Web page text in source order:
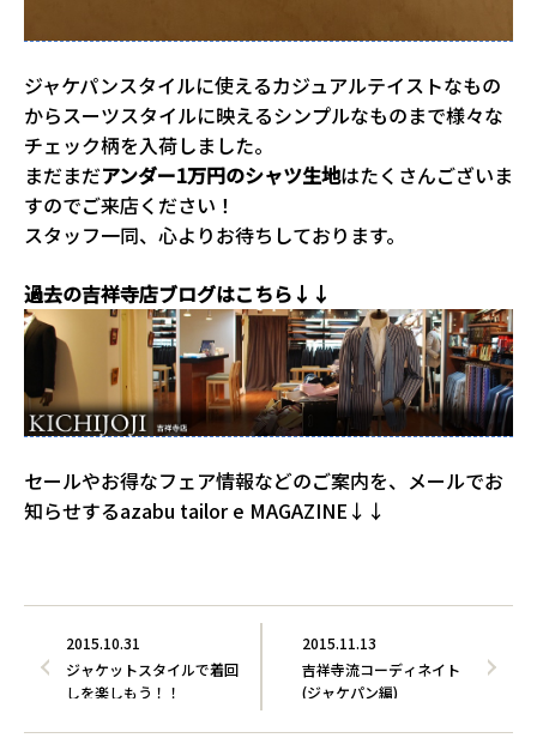
ジャケパンスタイルに使えるカジュアルテイストなもの
からスーツスタイルに映えるシンプルなものまで様々な
チェック柄を入荷しました。
まだまだアンダー1万円のシャツ生地はたくさんございま
すのでご来店ください！
スタッフ一同、心よりお待ちしております。
過去の吉祥寺店ブログはこちら↓↓
セールやお得なフェア情報などのご案内を、メールでお
知らせするazabu tailor e MAGAZINE↓↓
2015.11.13
吉祥寺流コーディネイト
(ジャケパン編)
2015.10.31
ジャケットスタイルで着回
しを楽しもう！！